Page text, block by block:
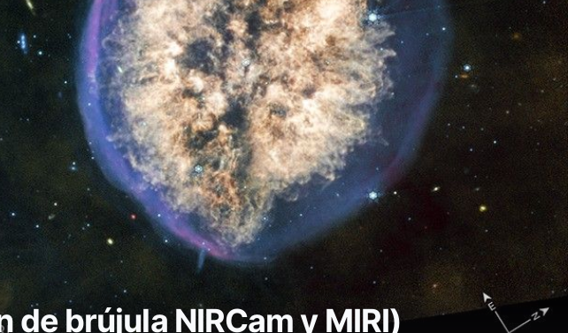
brújula NIRCam y MIRI)